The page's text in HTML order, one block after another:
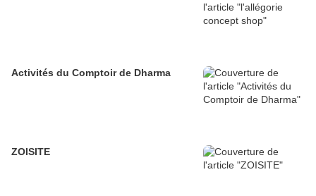
Activités du Comptoir de Dharma
ZOISITE